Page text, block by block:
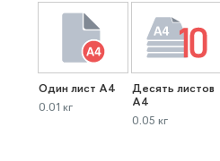
Один лист А4
0.01 кг
Десять листов
А4
0.05 кг